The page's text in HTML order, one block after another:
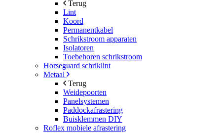
Terug
Lint
Koord
Permanentkabel
Schrikstroom apparaten
Isolatoren
Toebehoren schrikstroom
Horseguard schriklint
Metaal
Terug
Weidepoorten
Panelsystemen
Paddockafrastering
Buisklemmen DIY
Roflex mobiele afrastering